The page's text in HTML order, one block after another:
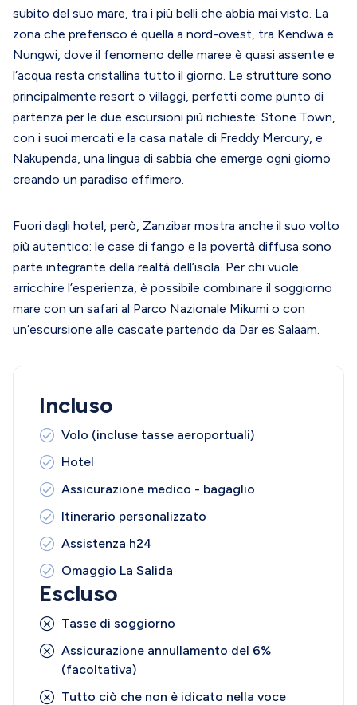
subito del suo mare, tra i più belli che abbia mai visto. La
zona che preferisco è quella a nord-ovest, tra Kendwa e
Nungwi, dove il fenomeno delle maree è quasi assente e
l’acqua resta cristallina tutto il giorno. Le strutture sono
principalmente resort o villaggi, perfetti come punto di
partenza per le due escursioni più richieste: Stone Town,
con i suoi mercati e la casa natale di Freddy Mercury, e
Nakupenda, una lingua di sabbia che emerge ogni giorno
creando un paradiso effimero.
Fuori dagli hotel, però, Zanzibar mostra anche il suo volto
più autentico: le case di fango e la povertà diffusa sono
parte integrante della realtà dell’isola. Per chi vuole
arricchire l’esperienza, è possibile combinare il soggiorno
mare con un safari al Parco Nazionale Mikumi o con
un’escursione alle cascate partendo da Dar es Salaam.
Incluso
Volo (incluse tasse aeroportuali)
Hotel
Assicurazione medico - bagaglio
Itinerario personalizzato
Assistenza h24
Omaggio La Salida
Escluso
Tasse di soggiorno
Assicurazione annullamento del 6%
(facoltativa)
Tutto ciò che non è idicato nella voce